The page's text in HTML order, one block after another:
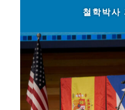
철학박사